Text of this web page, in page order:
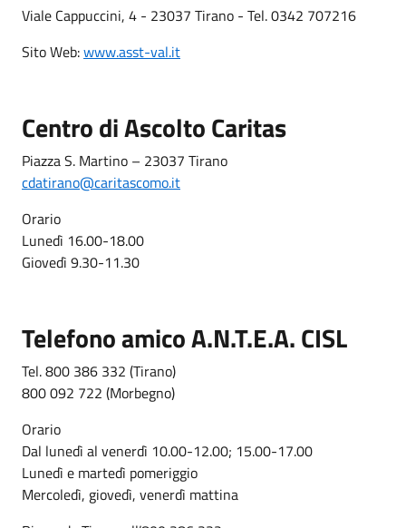
Viale Cappuccini, 4 - 23037 Tirano - Tel. 0342 707216
Sito Web:www.asst-val.it
Centro di Ascolto Caritas
Piazza S. Martino – 23037 Tirano
cdatirano@caritascomo.it
Orario
Lunedì 16.00-18.00
Giovedì 9.30-11.30
Telefono amico A.N.T.E.A. CISL
Tel. 800 386 332 (Tirano)
800 092 722 (Morbegno)
Orario
Dal lunedì al venerdì 10.00-12.00; 15.00-17.00
Lunedì e martedì pomeriggio
Mercoledì, giovedì, venerdì mattina